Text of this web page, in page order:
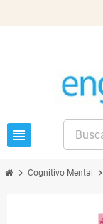
view_headline
chevron_right Cognitivo Mental chevron_right